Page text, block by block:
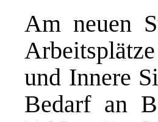
Am neuen
und Innere
Bedarf an